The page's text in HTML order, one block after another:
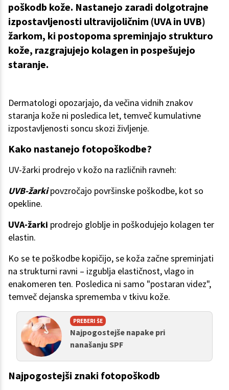
poškodb kože. Nastanejo zaradi dolgotrajne
izpostavljenosti ultravijoličnim (UVA in UVB)
žarkom, ki postopoma spreminjajo strukturo
kože, razgrajujejo kolagen in pospešujejo
staranje.
Dermatologi opozarjajo, da večina vidnih znakov
staranja kože ni posledica let, temveč kumulativne
izpostavljenosti soncu skozi življenje.
Kako nastanejo fotopoškodbe?
UV-žarki prodrejo v kožo na različnih ravneh:
UVB-žarkipovzročajo površinske poškodbe, kot so
opekline.
UVA-žarki prodrejo globlje in poškodujejo kolagen ter
elastin.
Ko se te poškodbe kopičijo, se koža začne spreminjati
na strukturni ravni – izgublja elastičnost, vlago in
enakomeren ten. Posledica ni samo "postaran videz",
temveč dejanska sprememba v tkivu kože.
PREBERI ŠE
Najpogostejše napake pri
nanašanju SPF
Najpogostejši znaki fotopoškodb